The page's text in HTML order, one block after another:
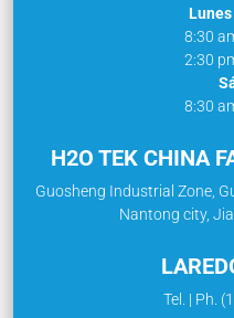
8:30
2:30
8:30
H2O TEK CHINA
Guosheng Industrial Zone,
Nantong city,
Tel. | Ph.